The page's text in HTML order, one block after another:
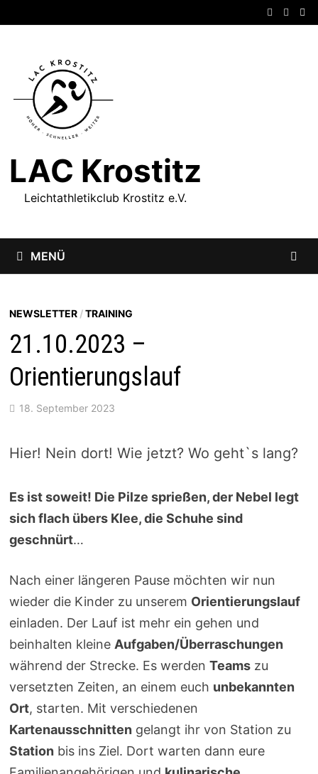
Inhalt
LAC Krostitz
Leichtathletikclub Krostitz e.V.
MENÜ
NEWSLETTER/TRAINING
21.10.2023 –
Orientierungslauf
18. September 2023
Hier! Nein dort! Wie jetzt? Wo geht`s lang?
Es ist soweit! Die Pilze sprießen, der Nebel legt
sich flach übers Klee, die Schuhe sind
geschnürt…
Nach einer längeren Pause möchten wir nun
wieder die Kinder zu unserem Orientierungslauf
einladen. Der Lauf ist mehr ein gehen und
beinhalten kleine Aufgaben/Überraschungen
während der Strecke. Es werden Teamszu
versetzten Zeiten, an einem euch unbekannten
Ort, starten. Mit verschiedenen
Kartenausschnitten gelangt ihr von Station zu
Station bis ins Ziel. Dort warten dann eure